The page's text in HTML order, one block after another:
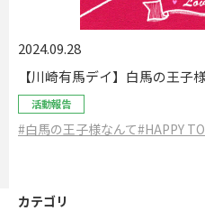
2024.09.28
【川崎有馬デイ】白馬の王子
活動報告
#白馬の王子様なんて#HAPPY
カテゴリ